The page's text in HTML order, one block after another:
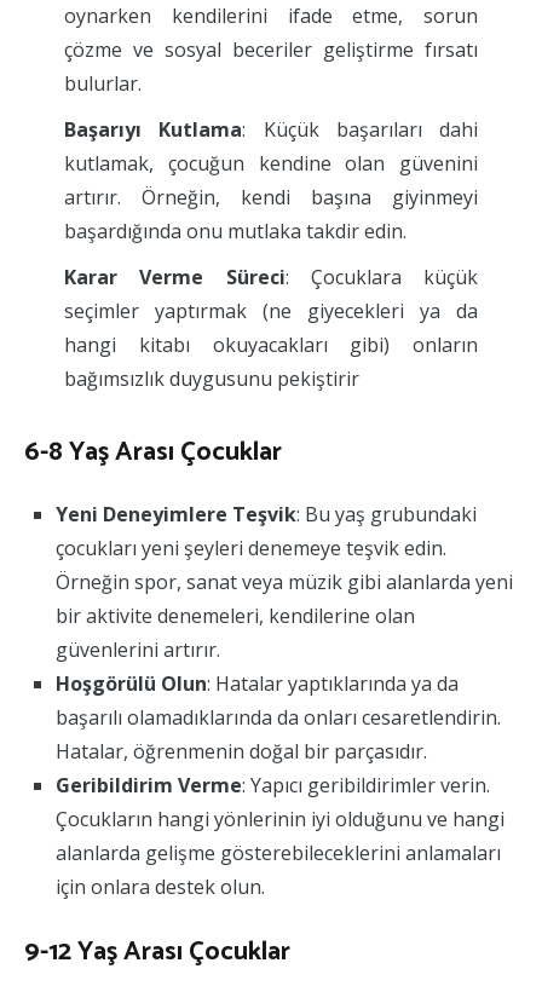
oynarken kendilerini ifade etme, sorun
çözme ve sosyal beceriler geliştirme fırsatı
bulurlar.
Başarıyı Kutlama: Küçük başarıları dahi
kutlamak, çocuğun kendine olan güvenini
artırır. Örneğin, kendi başına giyinmeyi
başardığında onu mutlaka takdir edin.
Karar Verme Süreci: Çocuklara küçük
seçimler yaptırmak (ne giyecekleri ya da
hangi kitabı okuyacakları gibi) onların
bağımsızlık duygusunu pekiştirir
6-8 Yaş Arası Çocuklar
Yeni Deneyimlere Teşvik: Bu yaş grubundaki
çocukları yeni şeyleri denemeye teşvik edin.
Örneğin spor, sanat veya müzik gibi alanlarda yeni
bir aktivite denemeleri, kendilerine olan
güvenlerini artırır.
Hoşgörülü Olun: Hatalar yaptıklarında ya da
başarılı olamadıklarında da onları cesaretlendirin.
Hatalar, öğrenmenin doğal bir parçasıdır.
Geribildirim Verme: Yapıcı geribildirimler verin.
Çocukların hangi yönlerinin iyi olduğunu ve hangi
alanlarda gelişme gösterebileceklerini anlamaları
için onlara destek olun.
9-12 Yaş Arası Çocuklar